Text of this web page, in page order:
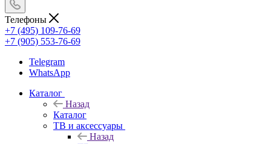
Телефоны
+7 (495) 109-76-69
+7 (905) 553-76-69
Telegram
WhatsApp
Каталог
Назад
Каталог
ТВ и аксессуары
Назад